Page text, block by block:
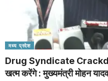
मध्य प्रदेश
Drug Syndicate
खत्म करेंगे : मुख्यमंत्री मोहन